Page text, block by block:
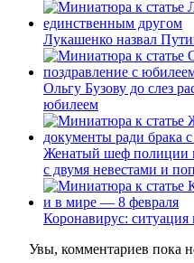
Лукашенко назвал
Ольгу Бузову до слез
юбилеем
Женатый шеф полиции
с двумя невестами и
Коронавирус:
Увы, комментариев пока